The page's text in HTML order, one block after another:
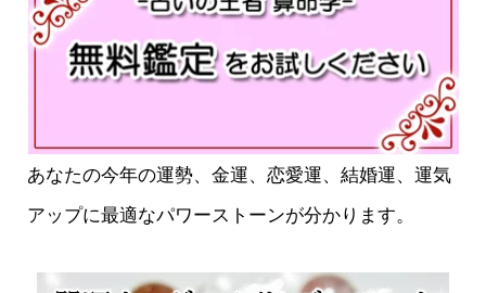
あなたの今年の運勢、金運、恋愛運、結婚運、運気
アップに最適なパワーストーンが分かります。